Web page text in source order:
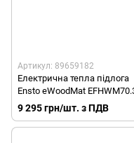
Артикул: 89659182
Електрична тепла підлога
Ensto eWoodMat
9 295 грн/шт. з ПДВ